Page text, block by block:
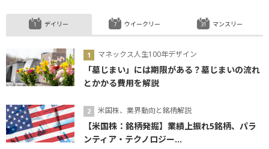
デイリー
マネックス人生100年デザイン
「墓じまい」には期限がある？墓じまいの流れ
とかかる費用を解説
米国株、業界動向と銘柄解説
【米国株：銘柄発掘】業績上振れ5銘柄、パラ
ンティア・テクノロジー...
ウイークリー マンスリー